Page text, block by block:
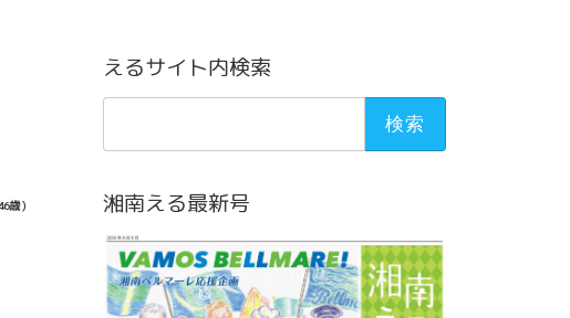
歳）
えるサイト内検索
湘南える最新号